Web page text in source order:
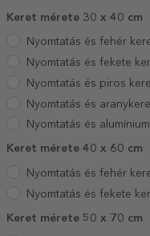
Keret mérete 30 x 40 cm
Nyomtatás és fehér
Nyomtatás és fekete
Nyomtatás és piros
Nyomtatás és
Nyomtatás és
Keret mérete 40 x 60 cm
Nyomtatás és fehér
Nyomtatás és fekete
Keret mérete 50 x 70 cm